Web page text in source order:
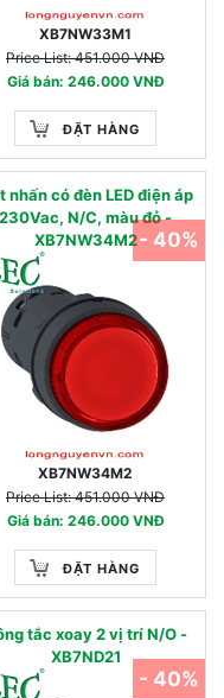
XB7NW33M1
Price List: 451.000 VNĐ
Giá bán: 246.000 VNĐ
ĐẶT HÀNG
nhấn có đèn LED điện áp
230Vac, N/C, màu đỏ -
XB7NW34M2
XB7NW34M2
Price List: 451.000 VNĐ
Giá bán: 246.000 VNĐ
ĐẶT HÀNG
- 40%
tắc xoay 2 vị trí N/O -
XB7ND21
- 40%